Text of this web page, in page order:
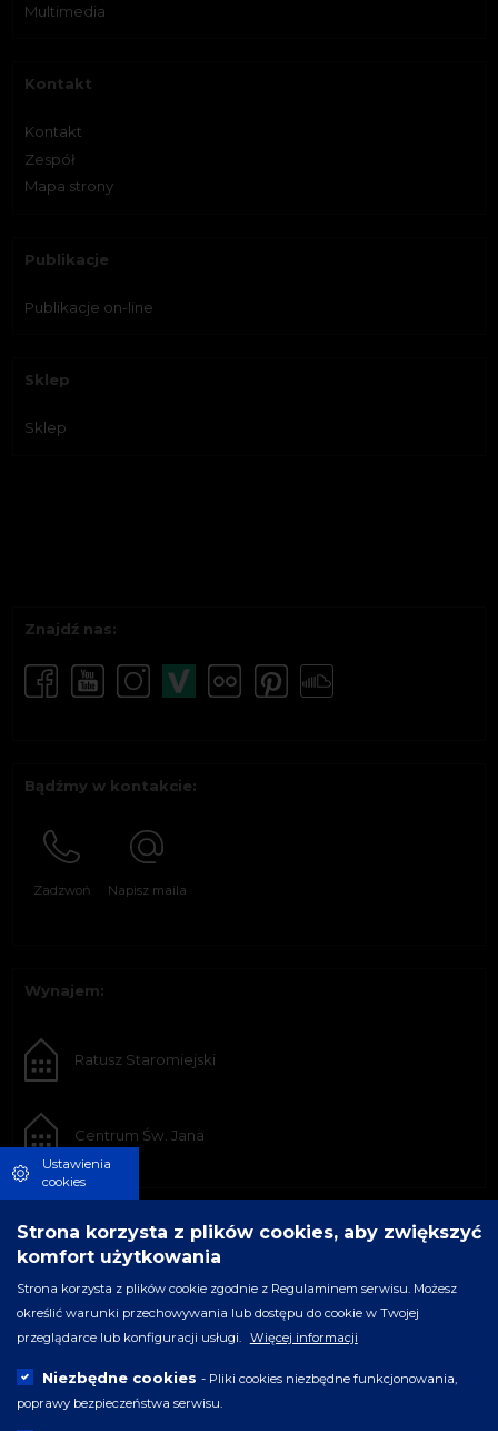
Multimedia
Kontakt
Kontakt
Zespół
Mapa strony
Publikacje
Publikacje on-line
Sklep
Sklep
Znajdź nas:
Bądźmy w kontakcie:
Zadzwoń Napisz maila
Wynajem:
Ratusz Staromiejski
Centrum Św. Jana
Ustawienia
cookies
Strona korzysta z plików cookies, aby zwiększyć
komfort użytkowania
Strona korzysta z plików cookie zgodnie z Regulaminem serwisu. Możesz
określić warunki przechowywania lub dostępu do cookie w Twojej
przeglądarce lub konfiguracji usługi.
Więcej informacji
Niezbędne cookies - Pliki cookies niezbędne funkcjonowania,
poprawy bezpieczeństwa serwisu.